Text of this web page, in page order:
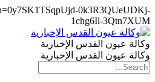
0k3R3QUeUDKj-
1chg6Il-3Qtn7XUM
وكالة عيون القدس الإخبارية
وكالة عيون القدس الإخبارية